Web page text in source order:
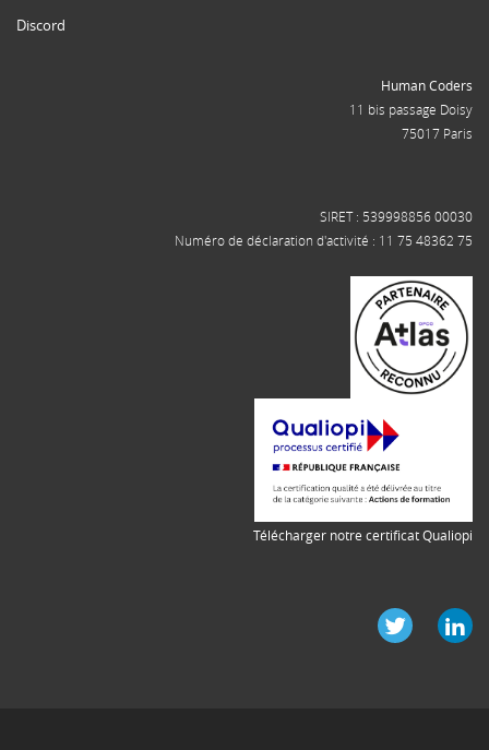
Discord
Human Coders
11 bis passage Doisy
75017 Paris
SIRET : 539998856 00030
Numéro de déclaration d'activité : 11 75 48362 75
Télécharger notre certificat Qualiopi